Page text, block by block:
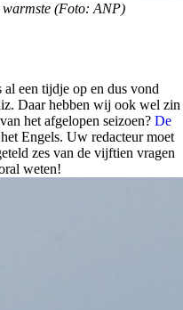
warmste (Foto: ANP)
een tijdje op en dus vond
Daar hebben wij ook wel zin
het afgelopen seizoen? De
Engels. Uw redacteur moet
zes van de vijftien vragen
weten!